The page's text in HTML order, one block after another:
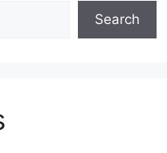
Search